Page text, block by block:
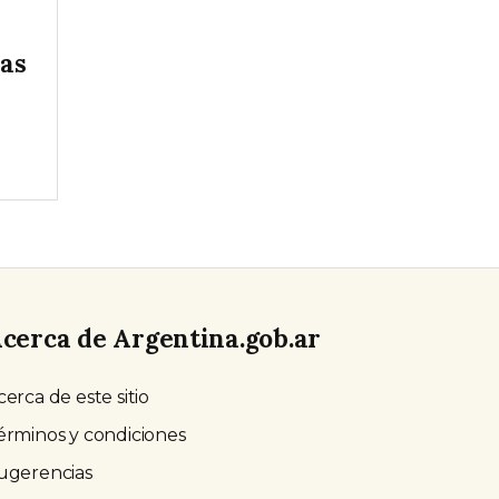
de Argentina.gob.ar
de este sitio
y condiciones